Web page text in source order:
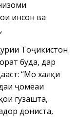
инсон ва
Тоҷикистон
буда, дар
“Мо халқи
ҷомеаи
гузашта,
дониста,